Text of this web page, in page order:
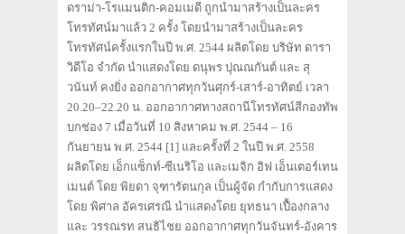
ดราม่า-โรแมนติก-คอมเมดี ถูกนำมาสร้างเป็นละคร
โทรทัศน์มาแล้ว 2 ครั้ง โดยนำมาสร้างเป็นละคร
โทรทัศน์ครั้งแรกในปี พ.ศ. 2544 ผลิตโดย บริษัท ดารา
วิดีโอ จำกัด นำแสดงโดย ดนุพร ปุณณกันต์ และ สุ
วนันท์ คงยิ่ง ออกอากาศทุกวันศุกร์-เสาร์-อาทิตย์ เวลา
20.20–22.20 น. ออกอากาศทางสถานีโทรทัศน์สีกองทัพ
บกช่อง 7 เมื่อวันที่ 10 สิงหาคม พ.ศ. 2544 – 16
กันยายน พ.ศ. 2544 [1] และครั้งที่ 2 ในปี พ.ศ. 2558
ผลิตโดย เอ็กแซ็กท์-ซีเนริโอ และเมจิก อิฟ เอ็นเตอร์เทน
เมนต์ โดย พิยดา จุฑารัตนกุล เป็นผู้จัด กำกับการแสดง
โดย พิศาล อัครเศรณี นำแสดงโดย ยุทธนา เปื้องกลาง
และ วรรณรท สนธิไชย ออกอากาศทุกวันจันทร์-อังคาร